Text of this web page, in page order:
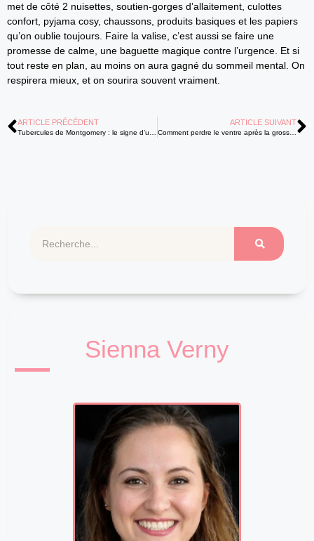
met de côté 2 nuisettes, soutien-gorges d’allaitement, culottes
confort, pyjama cosy, chaussons, produits basiques et les papiers
qu’on oublie toujours. Faire la valise, c’est aussi se faire une
promesse de calme, une baguette magique contre l’urgence. Et si
tout reste en plan, au moins on aura gagné du sommeil mental. On
respirera mieux, et on sourira souvent vraiment.
ARTICLE PRÉCÉDENT ARTICLE SUIVANT
Comment perdre le ventre après la grossesse : le plan sûr et progressif ?
Sienna Verny